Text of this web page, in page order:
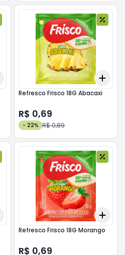
+0.5kg Add
Refresco Frisco 18G Abacaxi
R$ 0,69
- 22% R$ 0,89
+10 Add
Refresco Frisco 18G Morango
R$ 0,69